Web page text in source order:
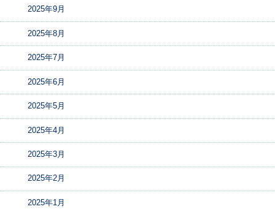
2025年9月
2025年8月
2025年7月
2025年6月
2025年5月
2025年4月
2025年3月
2025年2月
2025年1月